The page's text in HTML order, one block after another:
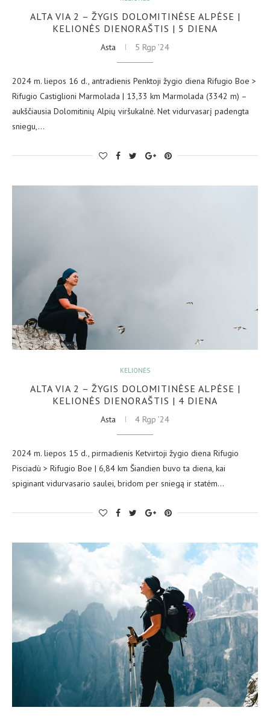
ALTA VIA 2 – ŽYGIS DOLOMITINĖSE ALPĖSE |
KELIONĖS DIENORAŠTIS | 5 DIENA
Asta 5 Rgp ’24
2024 m. liepos 16 d., antradienis Penktoji žygio diena Rifugio Boe >
Rifugio Castiglioni Marmolada | 13,33 km Marmolada (3342 m) –
aukščiausia Dolomitinių Alpių viršukalnė. Net vidurvasarį padengta
sniegu,…
KELIONĖS
ALTA VIA 2 – ŽYGIS DOLOMITINĖSE ALPĖSE |
KELIONĖS DIENORAŠTIS | 4 DIENA
Asta 4 Rgp ’24
2024 m. liepos 15 d., pirmadienis Ketvirtoji žygio diena Rifugio
Pisciadù > Rifugio Boe | 6,84 km Šiandien buvo ta diena, kai
spiginant vidurvasario saulei, bridom per sniegą ir statėm…